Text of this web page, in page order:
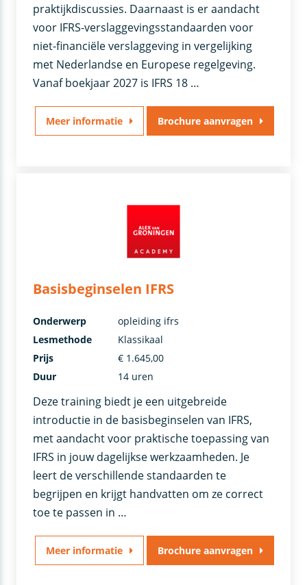
praktijkdiscussies. Daarnaast is er aandacht
voor IFRS-verslaggevingsstandaarden voor
niet-financiële verslaggeving in vergelijking
met Nederlandse en Europese regelgeving.
Vanaf boekjaar 2027 is IFRS 18 …
Meer informatie Brochure aanvragen
Basisbeginselen IFRS
Deze training biedt je een uitgebreide
introductie in de basisbeginselen van IFRS,
met aandacht voor praktische toepassing van
IFRS in jouw dagelijkse werkzaamheden. Je
leert de verschillende standaarden te
begrijpen en krijgt handvatten om ze correct
toe te passen in …
Onderwerp
opleiding ifrs
Lesmethode
Klassikaal
Prijs
€ 1.645,00
Duur
14 uren
Meer informatie Brochure aanvragen